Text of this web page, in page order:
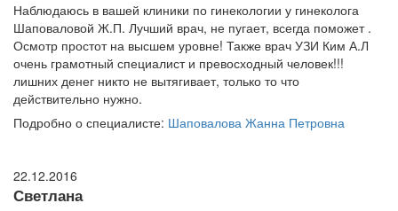
Наблюдаюсь в вашей клиники по гинекологии у гинеколога
Шаповаловой Ж.П. Лучший врач, не пугает, всегда поможет .
Осмотр простот на высшем уровне! Также врач УЗИ Ким А.Л
очень грамотный специалист и превосходный человек!!!
лишних денег никто не вытягивает, только то что
действительно нужно.
Подробно о специалисте: Шаповалова Жанна Петровна
22.12.2016
Светлана